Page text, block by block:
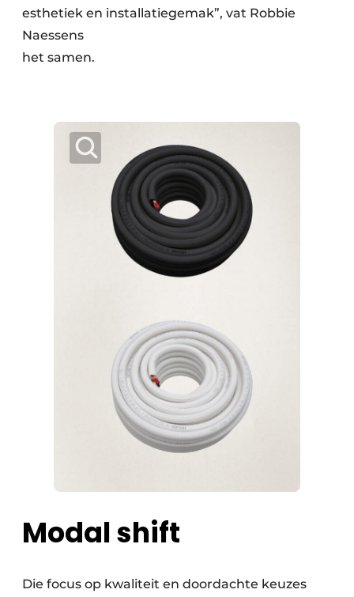
esthetiek en installatiegemak”, vat Robbie
Naessens
het samen.
Modal shift
Die focus op kwaliteit en doordachte keuzes